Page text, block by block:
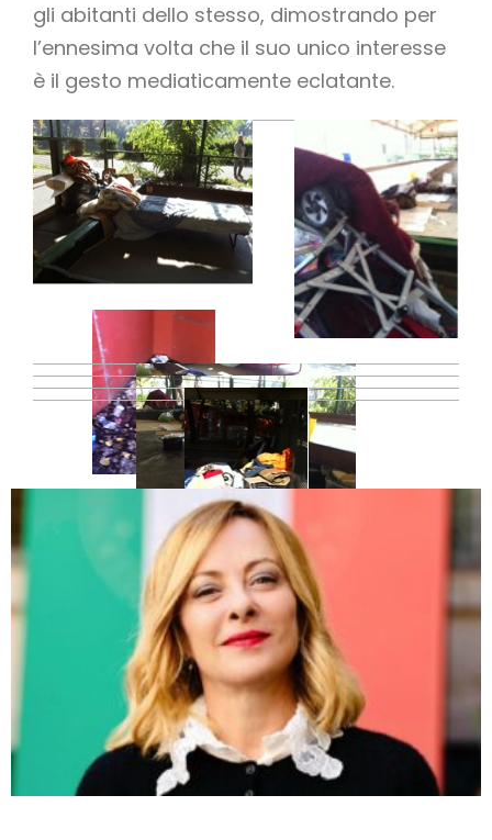
gli abitanti dello stesso, dimostrando per
l’ennesima volta che il suo unico interesse
è il gesto mediaticamente eclatante.